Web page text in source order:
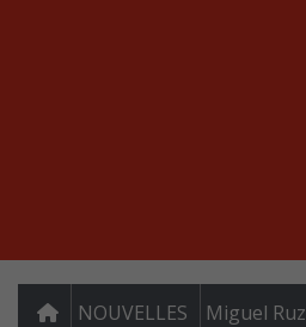
NOUVELLES Miguel Ruz